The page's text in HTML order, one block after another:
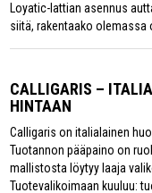
Loyatic-lattian asennus
siitä, rakentaako olemassa
CALLIGARIS –
HINTAAN
Calligaris on italialainen
Tuotannon pääpaino on
mallistosta löytyy laaja
Tuotevalikoimaan kuuluu: